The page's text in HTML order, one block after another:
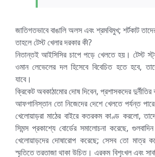
জাতিগতভাবে বাঙালি অলস এবং শ্রমবিমুখ; শর্টকাট
তাহলে টেস্ট খেলার দরকার কী?
নিতান্তই আইসিসির চাপে পড়ে খেলতে হয়। টেস্ট
ওমান লেভেলের দল হিসেবে বিবেচিত হতে হবে,
যাবে।
ক্রিকেট অবকাঠামোর দোষ দিবেন, প্রশাসকদের
আফগানিস্তান তো নিজেদের দেশে খেলতে পর্যন্ত পারে
খেলোয়াড়রা মাঠের বাইরে কতরকম কাণ্ড করলো,
সিমন্স প্রকাশ্যে বোর্ডের সমালোচনা করেছে, গুলবাদিন
খেলোয়াড়দের দোষারোপ করেছে; সেসব তো মাত্র
স্মৃতিতে তরতাজা থাকা উচিত। এরকম বিশৃংখল এবং